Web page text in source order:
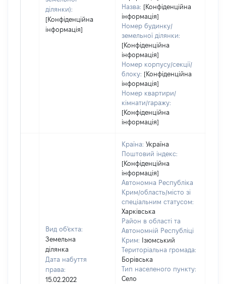
ділянки):
[Конфіденційна
інформація]
Назва: [Конфіденційна
інформація]
Номер будинку/
земельної ділянки:
[Конфіденційна
інформація]
Номер корпусу/секції/
блоку: [Конфіденційна
інформація]
Номер квартири/
кімнати/гаражу:
[Конфіденційна
інформація]
Вид об'єкта:
Земельна
ділянка
Дата набуття
права:
15.02.2022
Країна: Україна
Поштовий індекс:
[Конфіденційна
інформація]
Автономна Республіка
Крим/область/місто зі
спеціальним статусом:
Харківська
Район в області та
Автономній Республіці
Крим:
Ізюмський
Територіальна громада:
Борівська
Тип населеного пункту:
Село